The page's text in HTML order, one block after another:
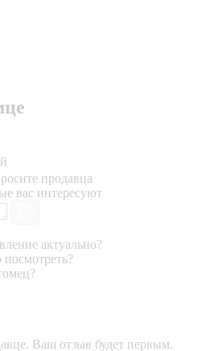
продавца
вас интересуют
актуально?
Ваш отзыв будет первым.